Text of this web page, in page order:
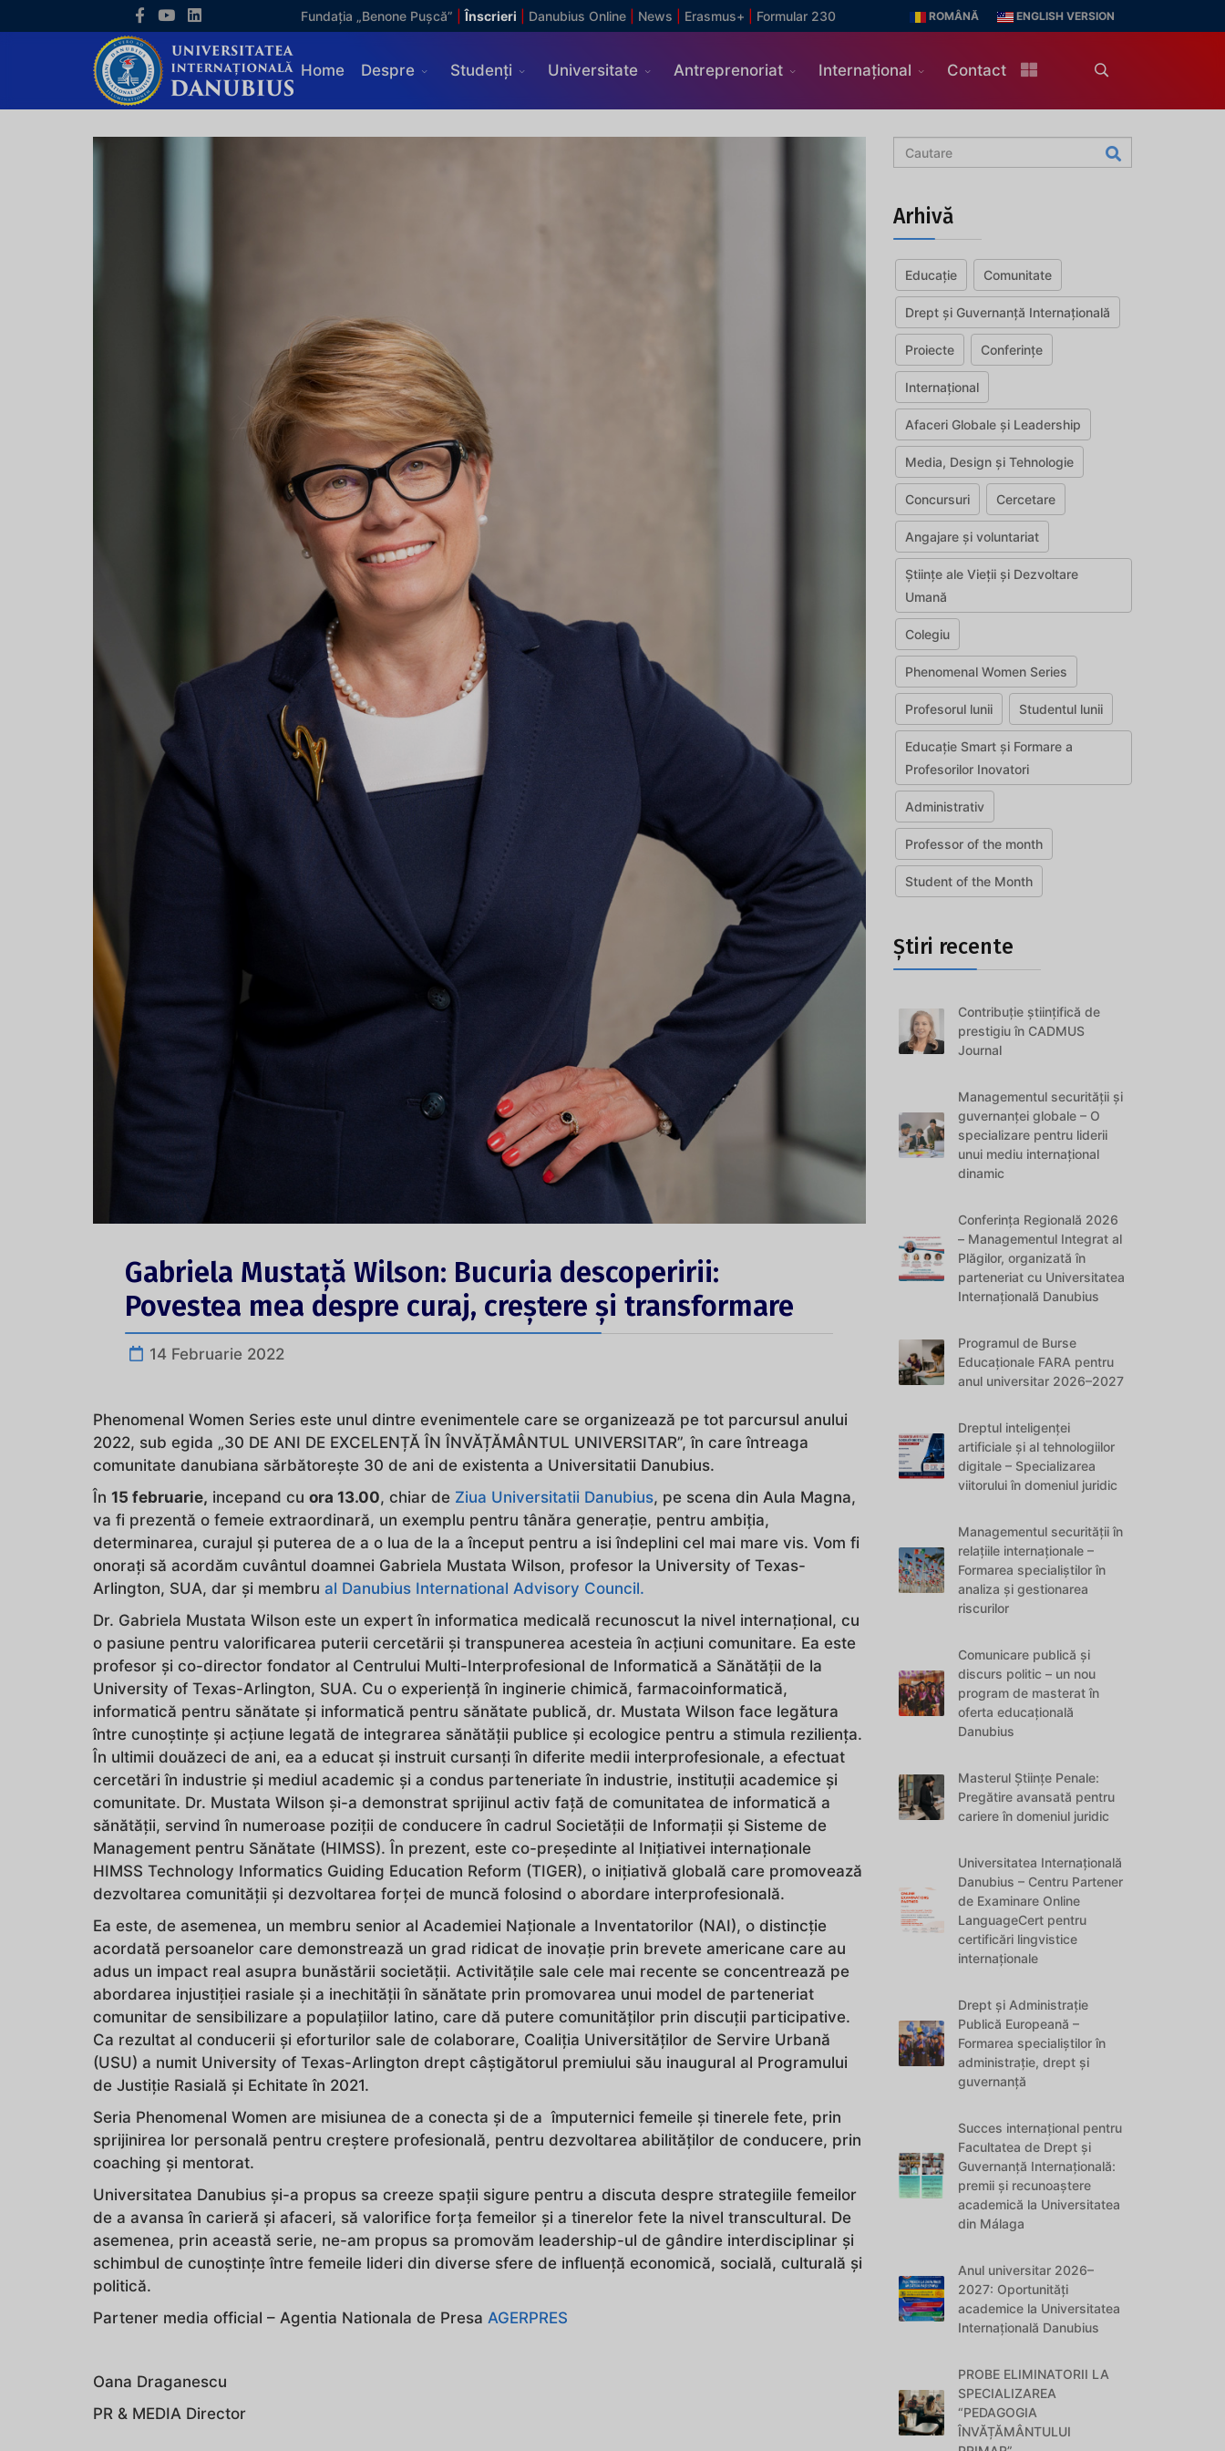
Fundația „Benone Pușcă” Înscrieri Danubius Online News Erasmus+ Formular 230 ROMÂNĂ ENGLISH VERSION
Home Despre Studenți Universitate Antreprenoriat Internațional Contact
Gabriela Mustață Wilson: Bucuria descoperirii:
Povestea mea despre curaj, creștere și transformare
14 Februarie 2022
Phenomenal Women Series este unul dintre evenimentele care se organizează pe tot parcursul anului
2022, sub egida „30 DE ANI DE EXCELENȚĂ ÎN ÎNVĂȚĂMÂNTUL UNIVERSITAR”, în care întreaga
comunitate danubiana sărbătorește 30 de ani de existenta a Universitatii Danubius.
În 15 februarie, incepand cu ora 13.00, chiar de Ziua Universitatii Danubius, pe scena din Aula Magna,
va fi prezentă o femeie extraordinară, un exemplu pentru tânăra generație, pentru ambiția,
determinarea, curajul și puterea de a o lua de la a început pentru a isi îndeplini cel mai mare vis. Vom fi
onorați să acordăm cuvântul doamnei Gabriela Mustata Wilson, profesor la University of Texas-
Arlington, SUA, dar și membru al Danubius International Advisory Council.
Dr. Gabriela Mustata Wilson este un expert în informatica medicală recunoscut la nivel internațional, cu
o pasiune pentru valorificarea puterii cercetării și transpunerea acesteia în acțiuni comunitare. Ea este
profesor și co-director fondator al Centrului Multi-Interprofesional de Informatică a Sănătății de la
University of Texas-Arlington, SUA. Cu o experiență în inginerie chimică, farmacoinformatică,
informatică pentru sănătate și informatică pentru sănătate publică, dr. Mustata Wilson face legătura
între cunoștințe și acțiune legată de integrarea sănătății publice și ecologice pentru a stimula reziliența.
În ultimii douăzeci de ani, ea a educat și instruit cursanți în diferite medii interprofesionale, a efectuat
cercetări în industrie și mediul academic și a condus parteneriate în industrie, instituții academice și
comunitate. Dr. Mustata Wilson și-a demonstrat sprijinul activ față de comunitatea de informatică a
sănătății, servind în numeroase poziții de conducere în cadrul Societății de Informații și Sisteme de
Management pentru Sănătate (HIMSS). În prezent, este co-președinte al Inițiativei internaționale
HIMSS Technology Informatics Guiding Education Reform (TIGER), o inițiativă globală care promovează
dezvoltarea comunității și dezvoltarea forței de muncă folosind o abordare interprofesională.
Ea este, de asemenea, un membru senior al Academiei Naționale a Inventatorilor (NAI), o distincție
acordată persoanelor care demonstrează un grad ridicat de inovație prin brevete americane care au
adus un impact real asupra bunăstării societății. Activitățile sale cele mai recente se concentrează pe
abordarea injustiției rasiale și a inechității în sănătate prin promovarea unui model de parteneriat
comunitar de sensibilizare a populațiilor latino, care dă putere comunităților prin discuții participative.
Ca rezultat al conducerii și eforturilor sale de colaborare, Coaliția Universităților de Servire Urbană
(USU) a numit University of Texas-Arlington drept câștigătorul premiului său inaugural al Programului
de Justiție Rasială și Echitate în 2021.
Seria Phenomenal Women are misiunea de a conecta și de a împuternici femeile și tinerele fete, prin
sprijinirea lor personală pentru creștere profesională, pentru dezvoltarea abilităților de conducere, prin
coaching și mentorat.
Universitatea Danubius și-a propus sa creeze spații sigure pentru a discuta despre strategiile femeilor
de a avansa în carieră și afaceri, să valorifice forța femeilor și a tinerelor fete la nivel transcultural. De
asemenea, prin această serie, ne-am propus sa promovăm leadership-ul de gândire interdisciplinar și
schimbul de cunoștințe între femeile lideri din diverse sfere de influență economică, socială, culturală și
politică.
Partener media official – Agentia Nationala de Presa AGERPRES
Oana Draganescu
PR & MEDIA Director
Arhivă
Educație Comunitate
Drept și Guvernanță Internațională
Proiecte Conferințe
Internațional
Afaceri Globale și Leadership
Media, Design și Tehnologie
Concursuri Cercetare
Angajare și voluntariat
Științe ale Vieții și Dezvoltare
Umană
Colegiu
Phenomenal Women Series
Profesorul lunii Studentul lunii
Educație Smart și Formare a
Profesorilor Inovatori
Administrativ
Professor of the month
Student of the Month
Știri recente
Contribuție științifică de
prestigiu în CADMUS
Journal
Managementul securității și
guvernanței globale – O
specializare pentru liderii
unui mediu internațional
dinamic
Conferința Regională 2026
– Managementul Integrat al
Plăgilor, organizată în
parteneriat cu Universitatea
Internațională Danubius
Programul de Burse
Educaționale FARA pentru
anul universitar 2026–2027
Dreptul inteligenței
artificiale și al tehnologiilor
digitale – Specializarea
viitorului în domeniul juridic
Managementul securității în
relațiile internaționale –
Formarea specialiștilor în
analiza și gestionarea
riscurilor
Comunicare publică și
discurs politic – un nou
program de masterat în
oferta educațională
Danubius
Masterul Științe Penale:
Pregătire avansată pentru
cariere în domeniul juridic
Universitatea Internațională
Danubius – Centru Partener
de Examinare Online
LanguageCert pentru
certificări lingvistice
internaționale
Drept și Administrație
Publică Europeană –
Formarea specialiștilor în
administrație, drept și
guvernanță
Succes internațional pentru
Facultatea de Drept și
Guvernanță Internațională:
premii și recunoaștere
academică la Universitatea
din Málaga
Anul universitar 2026–
2027: Oportunități
academice la Universitatea
Internațională Danubius
PROBE ELIMINATORII LA
SPECIALIZAREA
“PEDAGOGIA
ÎNVĂȚĂMÂNTULUI